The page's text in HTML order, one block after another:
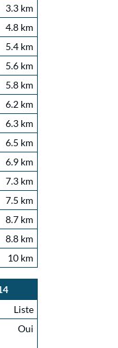
3.3 km
4.8 km
5.4 km
5.6 km
5.8 km
6.2 km
6.3 km
6.5 km
6.9 km
7.3 km
7.5 km
8.7 km
8.8 km
10 km
Liste
Oui